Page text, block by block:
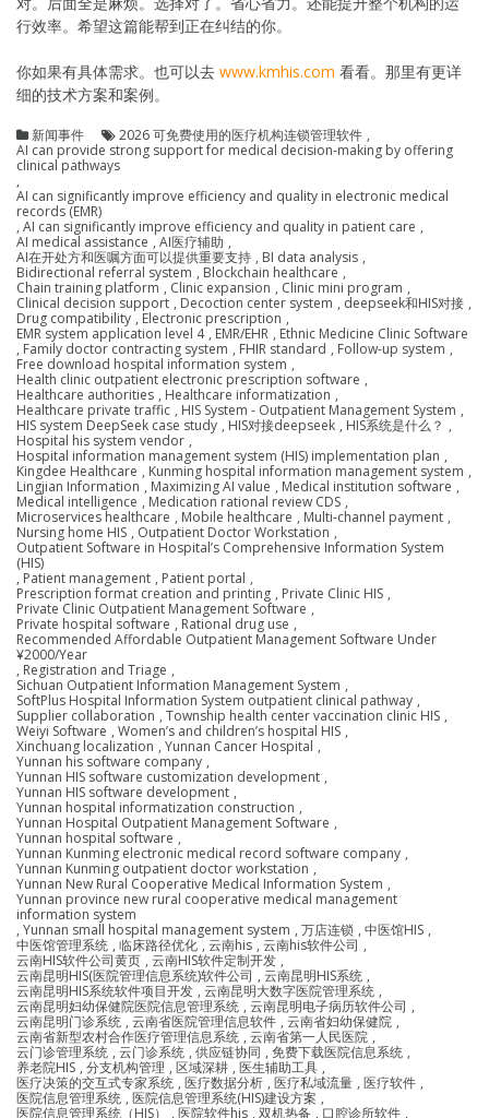
行效率。希望这篇能帮到正在纠结的你。
你如果有具体需求。也可以去 www.kmhis.com 看看。那里有更详
细的技术方案和案例。
新闻事件 2026 可免费使用的医疗机构连锁管理软件 ,
AI can provide strong support for medical decision-making by offering
clinical pathways
,
AI can significantly improve efficiency and quality in electronic medical
records (EMR)
, AI can significantly improve efficiency and quality in patient care ,
AI medical assistance , AI医疗辅助 ,
AI在开处方和医嘱方面可以提供重要支持 , BI data analysis ,
Bidirectional referral system , Blockchain healthcare ,
Chain training platform , Clinic expansion , Clinic mini program ,
Clinical decision support , Decoction center system , deepseek和HIS对接 ,
Drug compatibility , Electronic prescription ,
EMR system application level 4 , EMR/EHR , Ethnic Medicine Clinic Software
, Family doctor contracting system , FHIR standard , Follow-up system ,
Free download hospital information system ,
Health clinic outpatient electronic prescription software ,
Healthcare authorities , Healthcare informatization ,
Healthcare private traffic , HIS System - Outpatient Management System ,
HIS system DeepSeek case study , HIS对接deepseek , HIS系统是什么？ ,
Hospital his system vendor ,
Hospital information management system (HIS) implementation plan ,
Kingdee Healthcare , Kunming hospital information management system ,
Lingjian Information , Maximizing AI value , Medical institution software ,
Medical intelligence , Medication rational review CDS ,
Microservices healthcare , Mobile healthcare , Multi-channel payment ,
Nursing home HIS , Outpatient Doctor Workstation ,
Outpatient Software in Hospital’s Comprehensive Information System
(HIS)
, Patient management , Patient portal ,
Prescription format creation and printing , Private Clinic HIS ,
Private Clinic Outpatient Management Software ,
Private hospital software , Rational drug use ,
Recommended Affordable Outpatient Management Software Under
¥2000/Year
, Registration and Triage ,
Sichuan Outpatient Information Management System ,
SoftPlus Hospital Information System outpatient clinical pathway ,
Supplier collaboration , Township health center vaccination clinic HIS ,
Weiyi Software , Women’s and children’s hospital HIS ,
Xinchuang localization , Yunnan Cancer Hospital ,
Yunnan his software company ,
Yunnan HIS software customization development ,
Yunnan HIS software development ,
Yunnan hospital informatization construction ,
Yunnan Hospital Outpatient Management Software ,
Yunnan hospital software ,
Yunnan Kunming electronic medical record software company ,
Yunnan Kunming outpatient doctor workstation ,
Yunnan New Rural Cooperative Medical Information System ,
Yunnan province new rural cooperative medical management
information system
, Yunnan small hospital management system , 万店连锁 , 中医馆HIS ,
中医馆管理系统 , 临床路径优化 , 云南his , 云南his软件公司 ,
云南HIS软件公司黄页 , 云南HIS软件定制开发 ,
云南昆明HIS(医院管理信息系统)软件公司 , 云南昆明HIS系统 ,
云南昆明HIS系统软件项目开发 , 云南昆明大数字医院管理系统 ,
云南昆明妇幼保健院医院信息管理系统 , 云南昆明电子病历软件公司 ,
云南昆明门诊系统 , 云南省医院管理信息软件 , 云南省妇幼保健院 ,
云南省新型农村合作医疗管理信息系统 , 云南省第一人民医院 ,
云门诊管理系统 , 云门诊系统 , 供应链协同 , 免费下载医院信息系统 ,
养老院HIS , 分支机构管理 , 区域深耕 , 医生辅助工具 ,
医疗决策的交互式专家系统 , 医疗数据分析 , 医疗私域流量 , 医疗软件 ,
医院信息管理系统 , 医院信息管理系统(HIS)建设方案 ,
医院信息管理系统（HIS）
, 医院软件his , 双机热备 , 口腔诊所软件 ,